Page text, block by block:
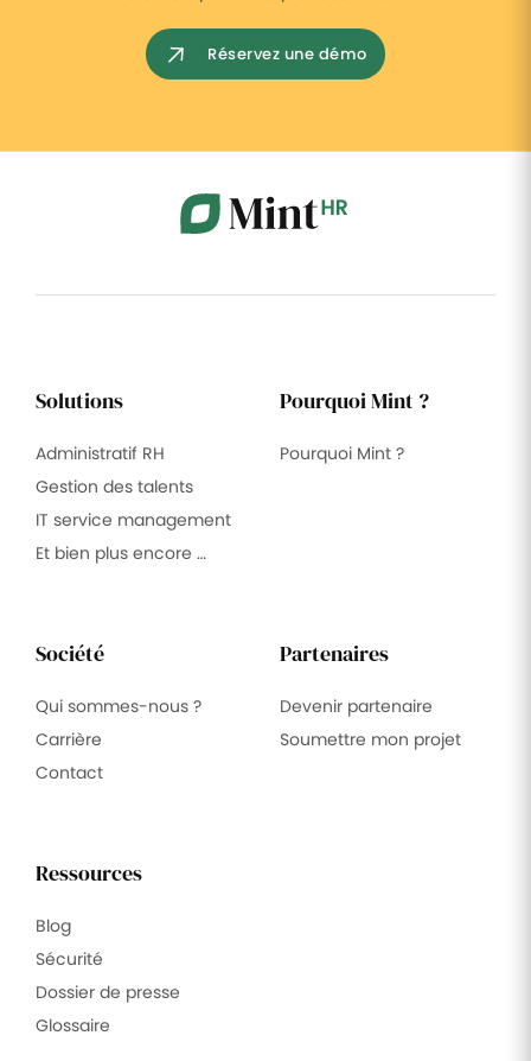
Réservez une démo
Solutions
Administratif RH
Gestion des talents
IT service management
Et bien plus encore …
Pourquoi Mint ?
Pourquoi Mint ?
Société
Qui sommes-nous ?
Carrière
Contact
Partenaires
Devenir partenaire
Soumettre mon projet
Ressources
Blog
Sécurité
Dossier de presse
Glossaire